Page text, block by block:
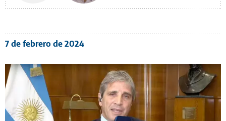
7 de febrero de 2024